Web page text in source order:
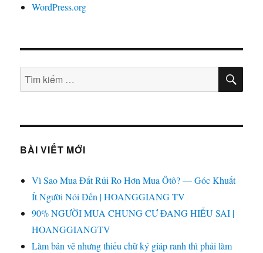
WordPress.org
Tìm
kiếm:
TÌM
BÀI VIẾT MỚI
Vì Sao Mua Đất Rủi Ro Hơn Mua Ôtô? — Góc Khuất
Ít Người Nói Đến | HOANGGIANG TV
90% NGƯỜI MUA CHUNG CƯ ĐANG HIỂU SAI |
HOANGGIANGTV
Làm bản vẽ nhưng thiếu chữ ký giáp ranh thì phải làm